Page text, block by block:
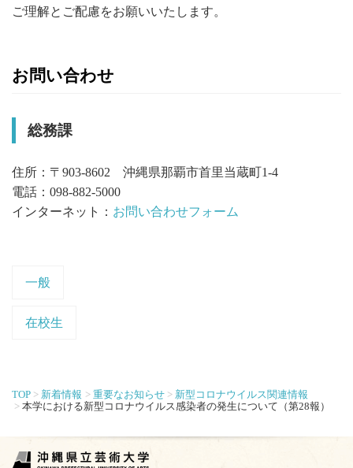
ご理解とご配慮をお願いいたします。
お問い合わせ
総務課
住所：〒903-8602 沖縄県那覇市首里当蔵町1-4
電話：098-882-5000
インターネット： お問い合わせフォーム
一般
在校生
TOP 新着情報 重要なお知らせ
新型コロナウイルス関連情報
本学における新型コロナウイルス感染者の発生について（第28報）